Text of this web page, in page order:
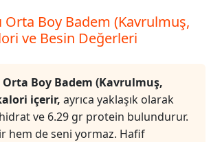
Orta Boy Badem (Kavrulmuş,
ve Besin Değerleri
Orta Boy Badem (Kavrulmuş,
içerir, ayrıca yaklaşık olarak
ve 6.29 gr protein bulundurur.
hem de seni yormaz. Hafif